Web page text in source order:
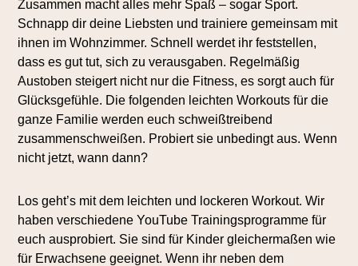
Zusammen macht alles mehr Spaß – sogar Sport.
Schnapp dir deine Liebsten und trainiere gemeinsam mit
ihnen im Wohnzimmer. Schnell werdet ihr feststellen,
dass es gut tut, sich zu verausgaben. Regelmäßig
Austoben steigert nicht nur die Fitness, es sorgt auch für
Glücksgefühle. Die folgenden leichten Workouts für die
ganze Familie werden euch schweißtreibend
zusammenschweißen. Probiert sie unbedingt aus. Wenn
nicht jetzt, wann dann?
Los geht’s mit dem leichten und lockeren Workout. Wir
haben verschiedene YouTube Trainingsprogramme für
euch ausprobiert. Sie sind für Kinder gleichermaßen wie
für Erwachsene geeignet. Wenn ihr neben dem